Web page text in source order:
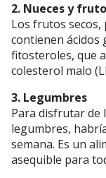
2. Nueces y
Los frutos secos,
contienen ácidos
fitosteroles, que
colesterol malo
3. Legumbres
Para disfrutar de
legumbres,
semana. Es un
asequible para